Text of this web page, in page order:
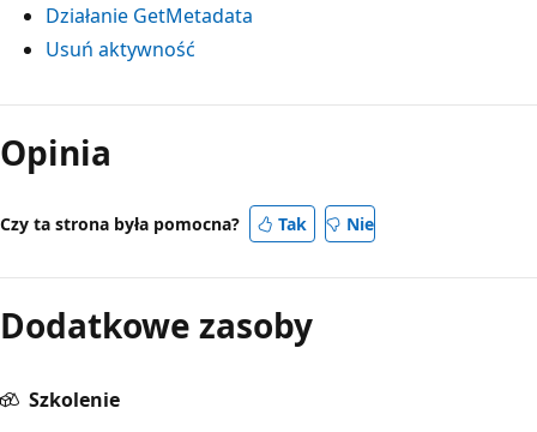
Działanie GetMetadata
Usuń aktywność
Opinia
Czy ta strona była pomocna? Tak Nie
Dodatkowe zasoby
Szkolenie